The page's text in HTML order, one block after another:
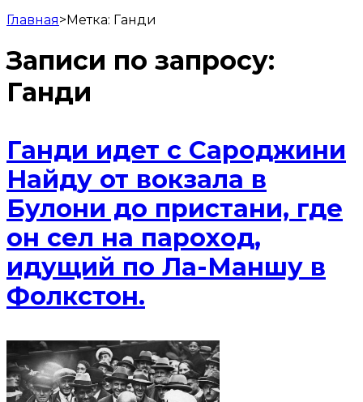
Главная>Метка: Ганди
Записи по запросу:
Ганди
Ганди идет с Сароджини
Найду от вокзала в
Булони до пристани, где
он сел на пароход,
идущий по Ла-Маншу в
Фолкстон.